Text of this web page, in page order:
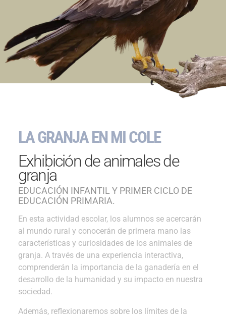
LA GRANJA EN MI COLE
Exhibición de animales de
granja
EDUCACIÓN INFANTIL Y PRIMER CICLO DE
EDUCACIÓN PRIMARIA.
En esta actividad escolar, los alumnos se acercarán
al mundo rural y conocerán de primera mano las
características y curiosidades de los animales de
granja. A través de una experiencia interactiva,
comprenderán la importancia de la ganadería en el
desarrollo de la humanidad y su impacto en nuestra
sociedad.
Además, reflexionaremos sobre los límites de la